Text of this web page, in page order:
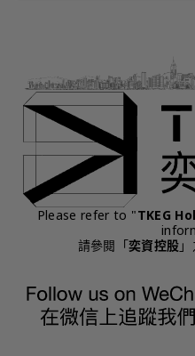
Please refer to "TKEG
請參閱「奕資控股